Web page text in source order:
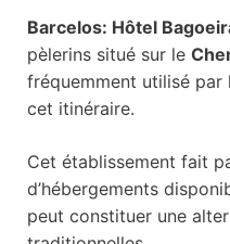
Barcelos: Hôtel
pèlerins situé sur le
fréquemment utilisé par
cet itinéraire.
Cet établissement fait
d’hébergements
peut constituer une